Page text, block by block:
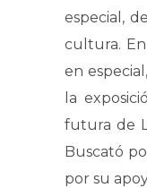
especial,
cultura.
en
la
futura de
Buscató
por su